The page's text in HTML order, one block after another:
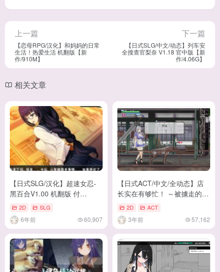
上一篇
【恋母RPG/汉化】和妈妈的日常
生活！热爱生活 机翻版【新
作/910M】
下一篇
【日式SLG/中文/动态】列车安
全搜查官梨奈 V1.18 官中版【新
作/4.06G】
相关文章
【日式SLG/汉化】超速女忍-
黑百合V1.00 机翻版 付
CG【3.4G/新汉化/全CV】
2D SLG
6年前 60,907
【日式ACT/中文/全动态】店
长实在有够忙！ ～被擄走的店
員 steam官中版【新
作/1.57G】
2D ACT
3年前 57,162